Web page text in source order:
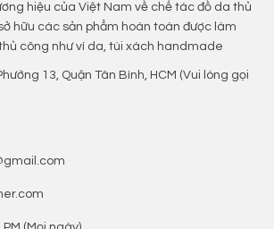
hiệu của Việt Nam về chế tác đồ da thủ
hữu các sản phẩm hoàn toàn được làm
công như ví da, túi xách handmade
13, Quận Tân Bình, HCM (Vui lòng gọi